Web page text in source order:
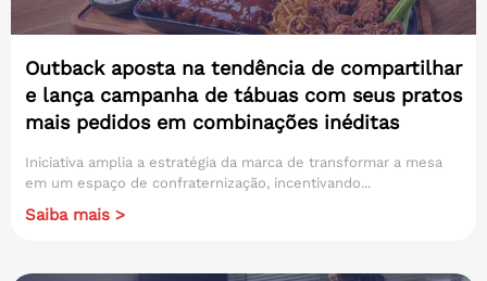
Outback aposta na tendência de compartilhar
e lança campanha de tábuas com seus pratos
mais pedidos em combinações inéditas
Iniciativa amplia a estratégia da marca de transformar a mesa
em um espaço de confraternização, incentivando...
Saiba mais >